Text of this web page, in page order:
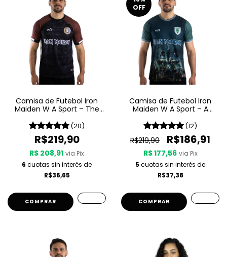
Camisa de Futebol Iron
Maiden W A Sport – The
(20)
R$219,90
R$ 208,91 via Pix
6 cuotas sin interés de
R$36,65
COMPRAR
OFF
Camisa de Futebol Iron
Maiden W A Sport – A
(12)
R$219,90 R$186,91
R$ 177,56 via Pix
5 cuotas sin interés de
R$37,38
COMPRAR